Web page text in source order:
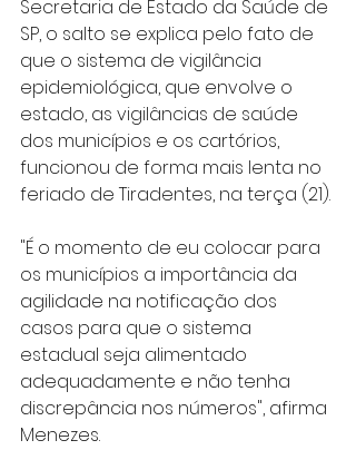
Secretaria de Estado da Saúde de
SP, o salto se explica pelo fato de
que o sistema de vigilância
epidemiológica, que envolve o
estado, as vigilâncias de saúde
dos municípios e os cartórios,
funcionou de forma mais lenta no
feriado de Tiradentes, na terça (21).
"É o momento de eu colocar para
os municípios a importância da
agilidade na notificação dos
casos para que o sistema
estadual seja alimentado
adequadamente e não tenha
discrepância nos números", afirma
Menezes.